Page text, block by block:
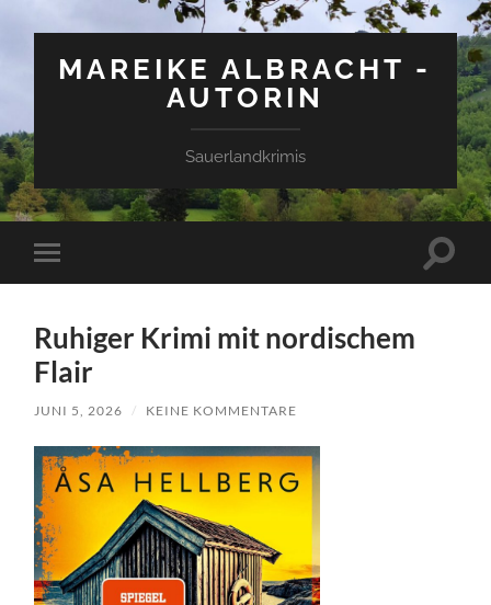
MAREIKE ALBRACHT -
AUTORIN
Sauerlandkrimis
Mobile-
Menü
Ruhiger Krimi mit nordischem
Flair
JUNI 5, 2026 / KEINE KOMMENTARE